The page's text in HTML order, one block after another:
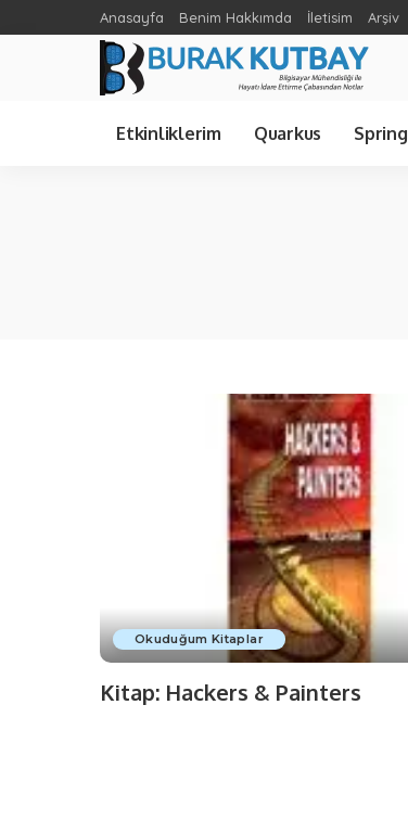
Anasayfa Benim Hakkımda İletisim Arşiv
Etkinliklerim Quarkus Spring
Spring Cloud
Okuduğum Kitaplar
Kitap: Hackers & Painters